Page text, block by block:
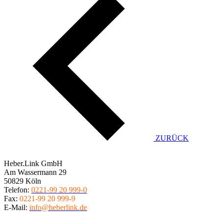
ZURÜCK
Heber.Link GmbH
Am Wassermann 29
50829 Köln
Telefon: 0221-99 20 999-0
Fax: 0221-99 20 999-9
E-Mail: info@heberlink.de